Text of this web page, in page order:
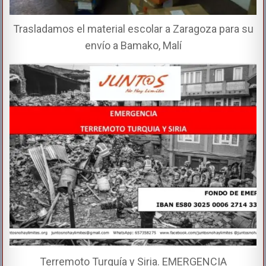
Trasladamos el material escolar a Zaragoza para su
envío a Bamako, Malí
Terremoto Turquía y Siria. EMERGENCIA